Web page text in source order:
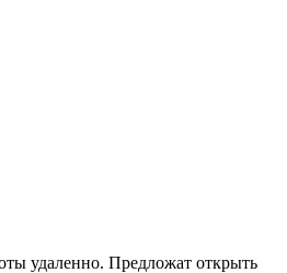
удаленно. Предложат открыть